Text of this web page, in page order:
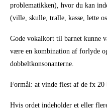
problematikken), hvor du kan
(ville, skulle, tralle, kasse, lette
Gode vokalkort til barnet kunne
være en kombination af forlyde
dobbeltkonsonanterne.
Formål: at vinde flest af de fx
Hvis ordet indeholder et eller